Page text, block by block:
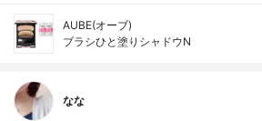
AUBE(オーブ)
ブラシひと塗りシャドウN
なな